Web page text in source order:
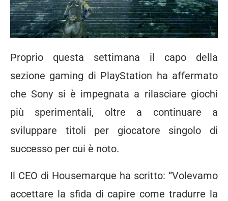
Proprio questa settimana il capo della
sezione gaming di PlayStation ha affermato
cheSony si è impegnata a rilasciare giochi
più sperimentali, oltre a continuare a
sviluppare titoli per giocatore singolo di
successo per cui è noto.
Il CEO di Housemarque ha scritto: “Volevamo
accettare la sfida di capire come tradurre la